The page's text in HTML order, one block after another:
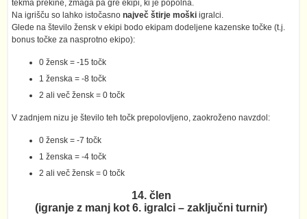
tekma prekine, zmaga pa gre ekipi, ki je popolna.
Na igrišču so lahko istočasno največ štirje moški igralci.
Glede na število žensk v ekipi bodo ekipam dodeljene kazenske točke (t.j.
bonus točke za nasprotno ekipo):
0 žensk = -15 točk
1 ženska = -8 točk
2 ali več žensk = 0 točk
V zadnjem nizu je število teh točk prepolovljeno, zaokroženo navzdol:
0 žensk = -7 točk
1 ženska = -4 točk
2 ali več žensk = 0 točk
14. člen
(igranje z manj kot 6. igralci – zaključni turnir)